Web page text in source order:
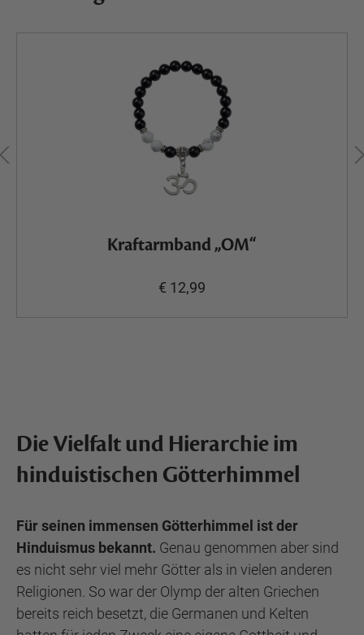
Kraftarmband „OM“
€ 12,99
Die Vielfalt und Hierarchie im
hinduistischen Götterhimmel
Für seinen immensen Götterhimmel ist der
Hinduismus bekannt. Genau genommen aber sind
es nicht sehr viel mehr Götter als in vielen anderen
Religionen. So war der Olymp der alten Griechen
bereits reich besetzt, die Germanen und Kelten